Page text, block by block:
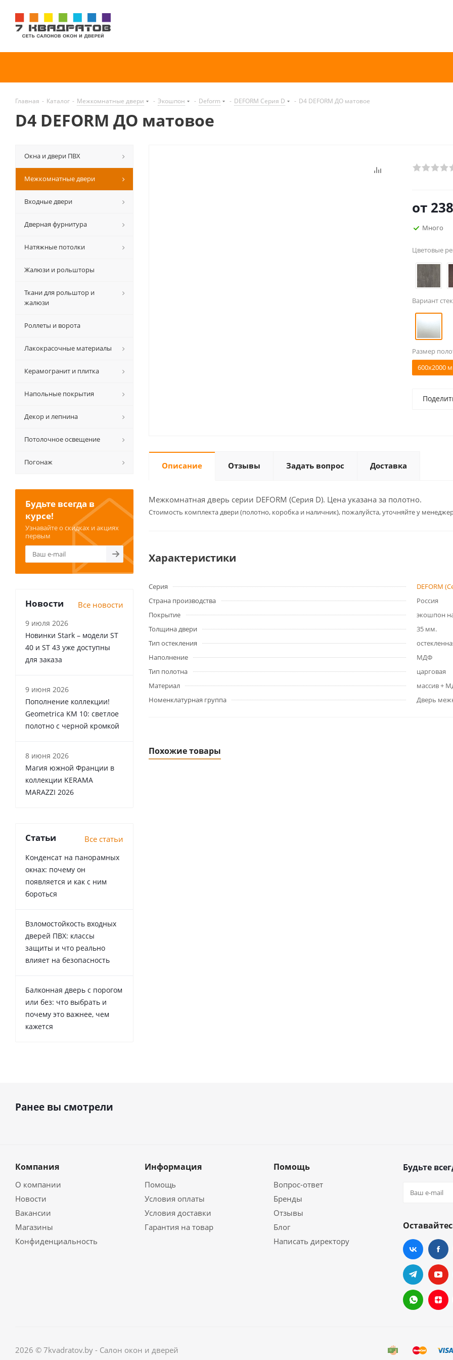
Главная - Каталог - Межкомнатные двери - Экошпон - Deform - DEFORM Серия D - D4 DEFORM ДО матовое
D4 DEFORM ДО матовое
от
Много
Цветовые
Вариант
Размер
600x2000
Описание Отзывы Задать вопрос Доставка
Межкомнатная дверь серии DEFORM (Серия D). Цена указана за полотно.
Cтоимость комплекта двери (полотно, коробка и наличник), пожалуйста, уточняйте у
Характеристики
Серия
DEFORM
Страна производства
Россия
Покрытие
экошпон
Толщина двери
35 мм.
Тип остекления
Наполнение
МДФ
Тип полотна
царговая
Материал
массив +
Номенклатурная группа
Дверь
Похожие товары
Окна и двери ПВХ
Межкомнатные двери
Входные двери
Дверная фурнитура
Натяжные потолки
Жалюзи и рольшторы
Ткани для рольштор и
жалюзи
Роллеты и ворота
Лакокрасочные материалы
Керамогранит и плитка
Напольные покрытия
Декор и лепнина
Потолочное освещение
Погонаж
Будьте всегда в
курсе!
Узнавайте о скидках и акциях
первым
Новости Все новости
9 июля 2026
Новинки Stark – модели ST
40 и ST 43 уже доступны
для заказа
9 июня 2026
Пополнение коллекции!
Geometrica KM 10: светлое
полотно с черной кромкой
8 июня 2026
Магия южной Франции в
коллекции KERAMA
MARAZZI 2026
Статьи Все статьи
Конденсат на панорамных
окнах: почему он
появляется и как с ним
бороться
Взломостойкость входных
дверей ПВХ: классы
защиты и что реально
влияет на безопасность
Балконная дверь с порогом
или без: что выбрать и
почему это важнее, чем
кажется
Ранее вы смотрели
Компания
О компании
Новости
Вакансии
Магазины
Конфиденциальность
Информация
Помощь
Условия оплаты
Условия доставки
Гарантия на товар
Помощь
Вопрос-ответ
Бренды
Отзывы
Блог
Написать директору
Будьте
2026 © 7kvadratov.by - Салон окон и дверей